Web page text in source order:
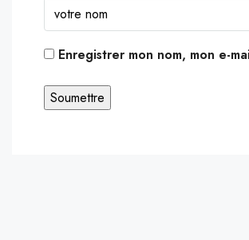
Enregistrer mon nom, mon e-